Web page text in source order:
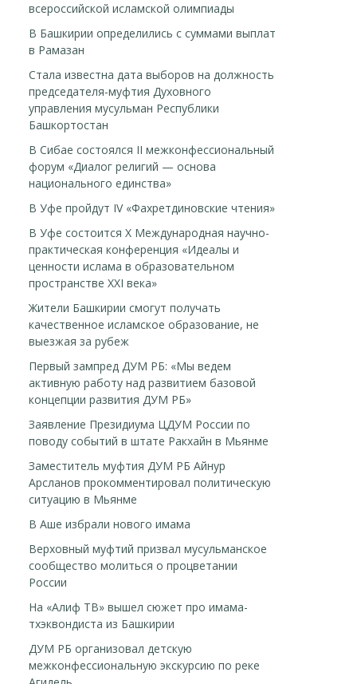
всероссийской исламской олимпиады
В Башкирии определились с суммами выплат
в Рамазан
Стала известна дата выборов на должность
председателя-муфтия Духовного
управления мусульман Республики
Башкортостан
В Сибае состоялся II межконфессиональный
форум «Диалог религий — основа
национального единства»
В Уфе пройдут IV «Фахретдиновские чтения»
В Уфе состоится Х Международная научно-
практическая конференция «Идеалы и
ценности ислама в образовательном
пространстве XXI века»
Жители Башкирии смогут получать
качественное исламское образование, не
выезжая за рубеж
Первый зампред ДУМ РБ: «Мы ведем
активную работу над развитием базовой
концепции развития ДУМ РБ»
Заявление Президиума ЦДУМ России по
поводу событий в штате Ракхайн в Мьянме
Заместитель муфтия ДУМ РБ Айнур
Арсланов прокомментировал политическую
ситуацию в Мьянме
В Аше избрали нового имама
Верховный муфтий призвал мусульманское
сообщество молиться о процветании
России
На «Алиф ТВ» вышел сюжет про имама-
тхэквондиста из Башкирии
ДУМ РБ организовал детскую
межконфессиональную экскурсию по реке